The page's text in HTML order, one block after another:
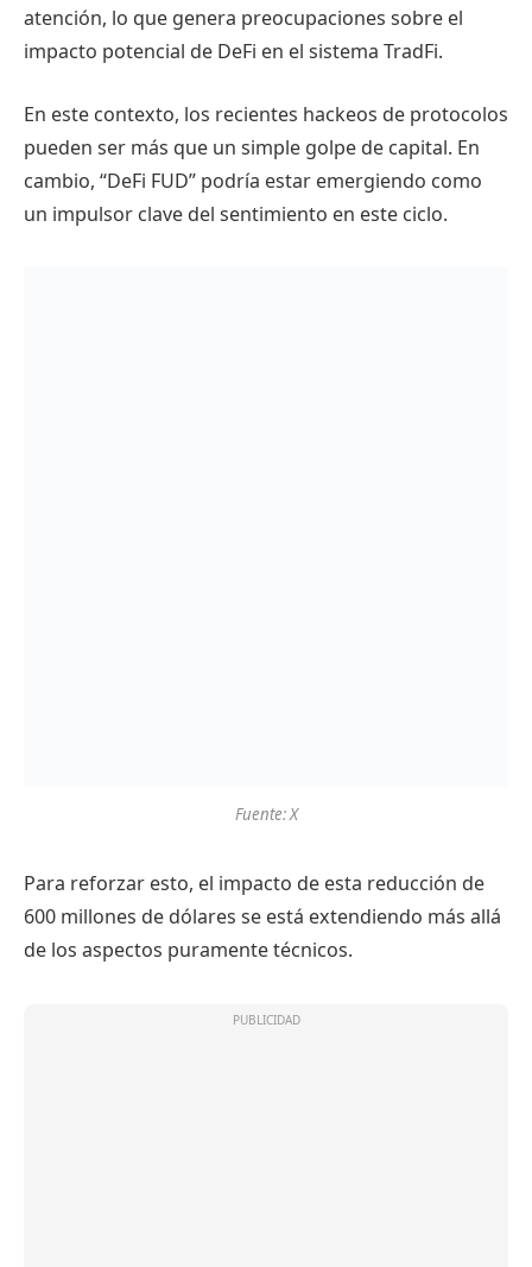
atención, lo que genera preocupaciones sobre el
impacto potencial de DeFi en el sistema TradFi.
En este contexto, los recientes hackeos de protocolos
pueden ser más que un simple golpe de capital. En
cambio, “DeFi FUD” podría estar emergiendo como
un impulsor clave del sentimiento en este ciclo.
Fuente: X
Para reforzar esto, el impacto de esta reducción de
600 millones de dólares se está extendiendo más allá
de los aspectos puramente técnicos.